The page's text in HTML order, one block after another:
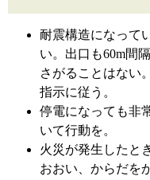
耐震構造になって
い。出口も60m間
さがることはない
指示に従う。
停電になっても非
いて行動を。
火災が発生したと
おおい、からだを